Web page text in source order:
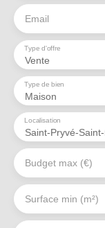
habitable
répartis sur 3
niveaux, cette
propriété allie
spaciosité et
intimité, idéale
pour les familles
ou ceux qui
recherchent un
espace de vie
généreux. Dès
l'entrée, le
séjour de 52 m²
vous accueille
Email
Vente
Type d'offre
Maison
Type de bien
Saint-Pryvé-
Localisation
Budget max (€)
Surface min (m²)